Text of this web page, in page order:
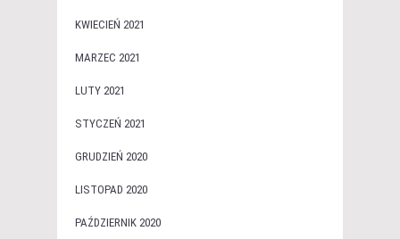
KWIECIEŃ 2021
MARZEC 2021
LUTY 2021
STYCZEŃ 2021
GRUDZIEŃ 2020
LISTOPAD 2020
PAŹDZIERNIK 2020